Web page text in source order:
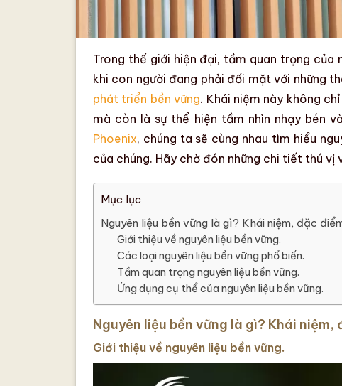
Trong thế giới hiện đại, tầm quan trọng của
khi con người đang phải đối mặt với những
phát triển bền vững. Khái niệm này không
mà còn là sự thể hiện tầm nhìn nhạy bén
Phoenix, chúng ta sẽ cùng nhau tìm hiểu
của chúng. Hãy chờ đón những chi tiết thú vị
Mục lục
Nguyên liệu bền vững là gì? Khái niệm, đặc
Giới thiệu về nguyên liệu bền vững.
Các loại nguyên liệu bền vững phổ biến.
Tầm quan trọng nguyên liệu bền vững.
Ứng dụng cụ thể của nguyên liệu bền vững.
Nguyên liệu bền vững là gì? Khái niệm,
Giới thiệu về nguyên liệu bền vững.